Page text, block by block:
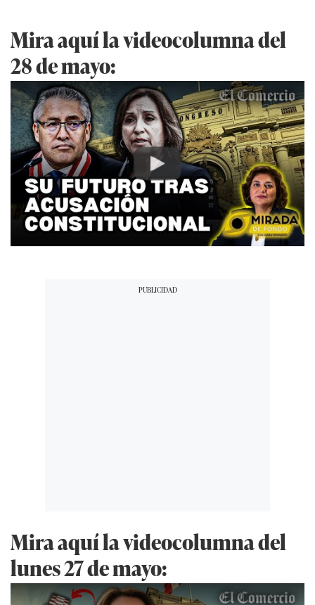
Mira aquí la videocolumna del
28 de mayo:
Play
Mira aquí la videocolumna del
lunes 27 de mayo: